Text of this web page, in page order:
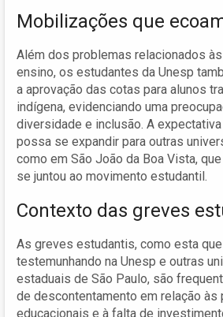
Mobilizações que
Além dos problemas relacionados
ensino, os estudantes da Unesp
a aprovação das cotas para alunos
indígena, evidenciando uma
diversidade e inclusão. A
possa se expandir para outras
como em São João da Boa Vista,
se juntou ao movimento estudantil.
Contexto das greves
As greves estudantis, como esta
testemunhando na Unesp e outras
estaduais de São Paulo, são
de descontentamento em relação às
educacionais e à falta de